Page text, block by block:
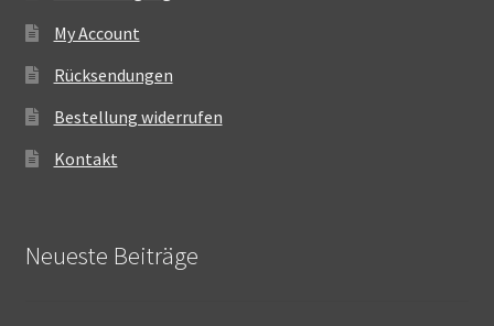
My Account
Rücksendungen
Bestellung widerrufen
Kontakt
Neueste Beiträge